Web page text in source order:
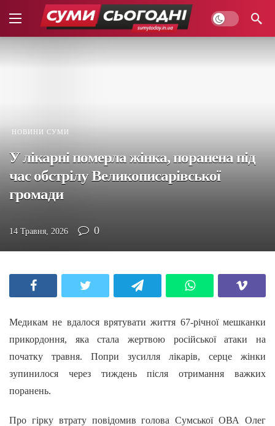
НОВИНИ СУМИ
У лікарні померла жінка, поранена під
час обстрілу Великописарівської
громади
14 Травня, 2026 0
Медикам не вдалося врятувати життя 67-річної мешканки
прикордоння, яка стала жертвою російської атаки на
початку травня. Попри зусилля лікарів, серце жінки
зупинилося через тиждень після отримання важких
поранень.
Про гірку втрату повідомив голова Сумської ОВА Олег